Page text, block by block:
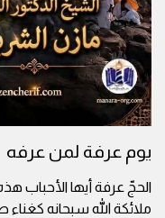
يوم عرفة لمن عرفه
الحجّ عرفة أيها الأحباب هذه
ملائكة الله سبحانه كغناء